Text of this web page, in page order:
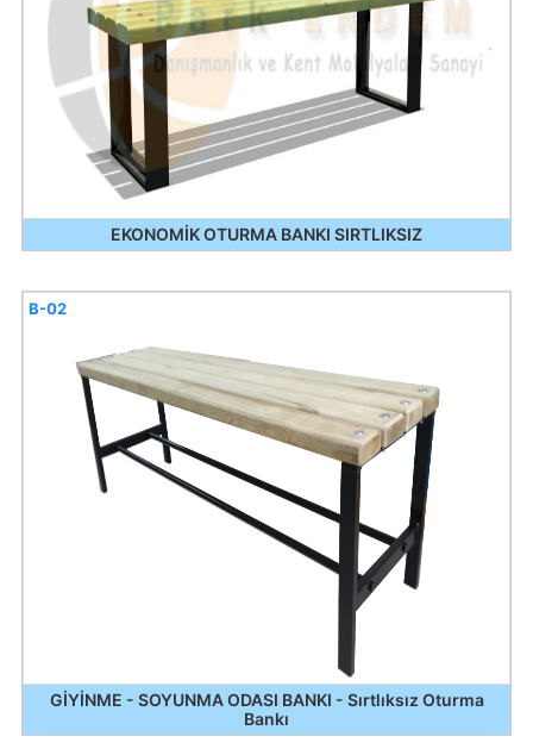
EKONOMİK OTURMA BANKI SIRTLIKSIZ
GİYİNME - SOYUNMA ODASI BANKI - Sırtlıksız Oturma
Bankı
B-02